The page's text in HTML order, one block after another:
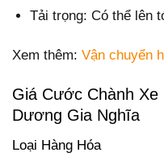
Tải trọng: Có thể lên
Xem thêm: Vận chuyển
Giá Cước Chành Xe
Dương Gia Nghĩa
Loại Hàng Hóa